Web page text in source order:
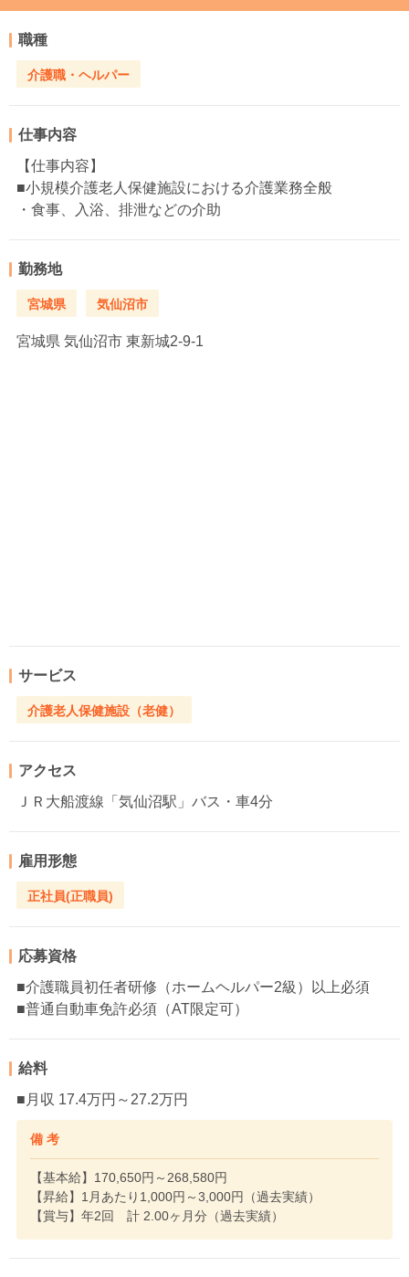
職種
介護職・ヘルパー
仕事内容
【仕事内容】
■小規模介護老人保健施設における介護業務全般
・食事、入浴、排泄などの介助
勤務地
宮城県 気仙沼市
宮城県 気仙沼市 東新城2-9-1
サービス
介護老人保健施設（老健）
アクセス
ＪＲ大船渡線「気仙沼駅」バス・車4分
雇用形態
正社員(正職員)
応募資格
■介護職員初任者研修（ホームヘルパー2級）以上必須
■普通自動車免許必須（AT限定可）
給料
■月収 17.4万円～27.2万円
備 考
【基本給】170,650円～268,580円
【昇給】1月あたり1,000円～3,000円（過去実績）
【賞与】年2回 計 2.00ヶ月分（過去実績）